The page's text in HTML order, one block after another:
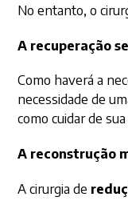
No entanto, o
A recuperação
Como haverá a
necessidade de
como cuidar de
A reconstrução
A cirurgia de